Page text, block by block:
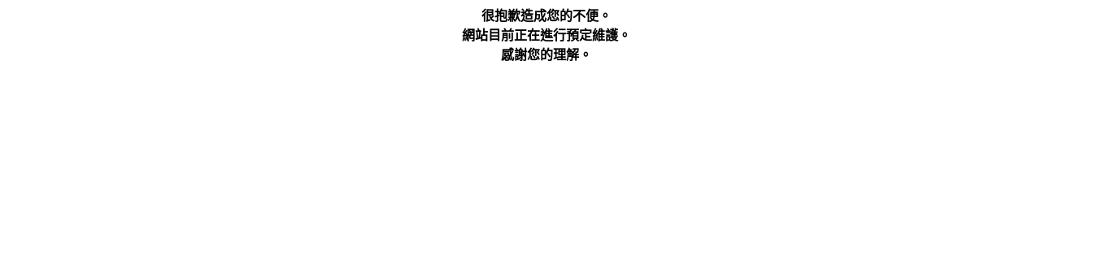
很抱歉造成您的不便。
網站目前正在進行預定維護。
感謝您的理解。